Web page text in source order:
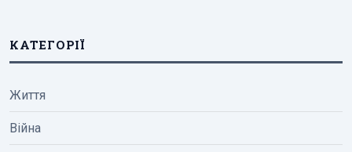
КАТЕГОРІЇ
Життя
Війна